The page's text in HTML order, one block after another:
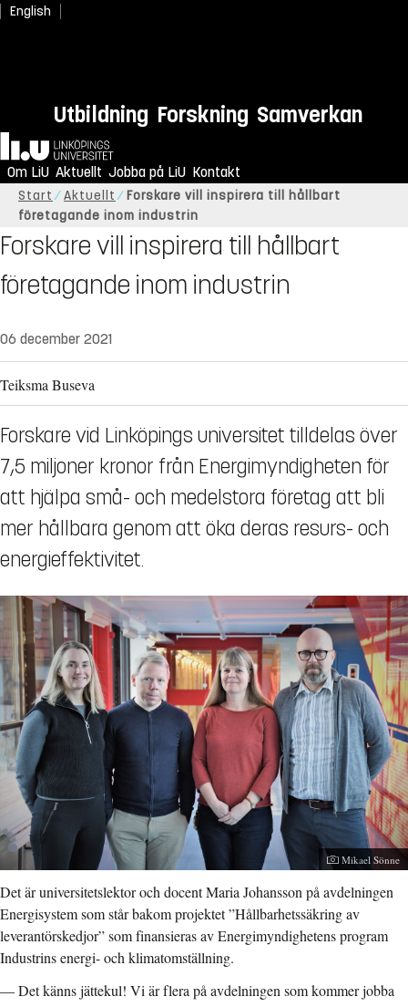
English
Utbildning Forskning Samverkan
Hem
Om LiU Aktuellt Jobba på LiU Kontakt
Start Aktuellt
Forskare vill inspirera till hållbart
företagande inom industrin
Forskare vill inspirera till hållbart
företagande inom industrin
06 december 2021
Teiksma Buseva
Forskare vid Linköpings universitet tilldelas över
7,5 miljoner kronor från Energimyndigheten för
att hjälpa små- och medelstora företag att bli
mer hållbara genom att öka deras resurs- och
energieffektivitet.
Fotograf:
Mikael Sönne
Det är universitetslektor och docent Maria Johansson på avdelningen
Energisystem som står bakom projektet ”Hållbarhetssäkring av
leverantörskedjor” som finansieras av Energimyndighetens program
Industrins energi- och klimatomställning.
—Det känns jättekul! Vi är flera på avdelningen som kommer jobba